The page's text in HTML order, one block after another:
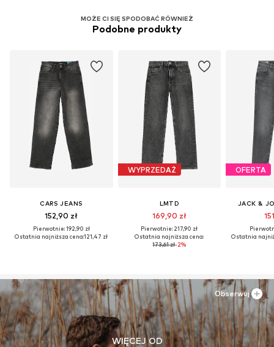
MOŻE CI SIĘ SPODOBAĆ RÓWNIEŻ
Podobne produkty
CARS JEANS
152,90 zł
Pierwotnie: 192,90 zł
Ostatnia najniższa cena:121,47 zł
WYPRZEDAŻ
LMTD
169,90 zł
Pierwotnie: 217,90 zł
Ostatnia najniższa cena:
173,61 zł-2%
OFERTA
JACK &
Ostatnia
WIĘCEJ OD
Obserwuj